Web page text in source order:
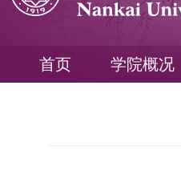
首页 学院概况